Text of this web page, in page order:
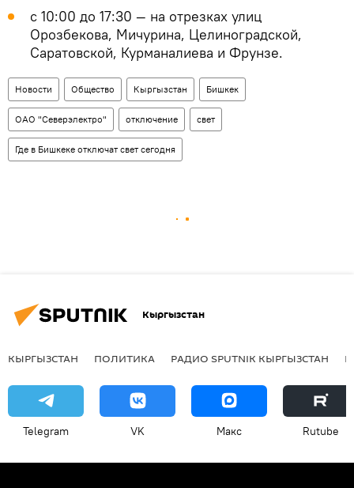
с 10:00 до 17:30 — на отрезках улиц
Орозбекова, Мичурина, Целиноградской,
Саратовской, Курманалиева и Фрунзе.
Новости Общество Кыргызстан Бишкек
ОАО "Северэлектро" отключение свет
Где в Бишкеке отключат свет сегодня
Кыргызстан
КЫРГЫЗСТАН ПОЛИТИКА РАДИО SPUTNIK КЫРГЫЗСТАН
Telegram VK Макс Rutube